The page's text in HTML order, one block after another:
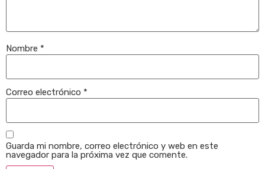
Nombre *
Correo electrónico *
Guarda mi nombre, correo electrónico y web en este
navegador para la próxima vez que comente.